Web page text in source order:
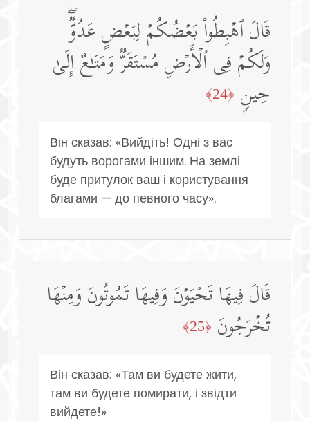
قَالَ ٱهۡبِطُوا۟ بَعۡضُكُمۡ لِبَعۡضٍ عَدُوࣱّۖ
وَلَكُمۡ فِی ٱلۡأَرۡضِ مُسۡتَقَرࣱّ وَمَتَـٰعٌ إِلَىٰ
حِینࣲ ﴿24﴾
Він сказав: «Вийдіть! Одні з вас
будуть ворогами іншим. На землі
буде притулок ваш і користування
благами — до певного часу».
قَالَ فِیهَا تَحۡیَوۡنَ وَفِیهَا تَمُوتُونَ وَمِنۡهَا
تُخۡرَجُونَ ﴿25﴾
Він сказав: «Там ви будете жити,
там ви будете помирати, і звідти
вийдете!»